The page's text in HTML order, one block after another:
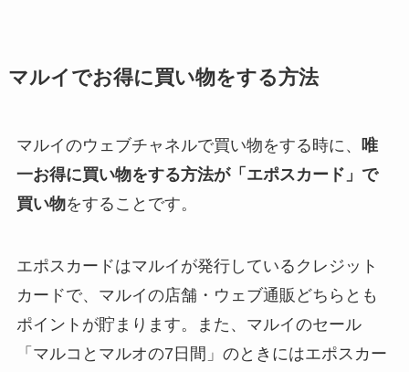
マルイでお得に買い物をする方法
マルイのウェブチャネルで買い物をする時に、
唯
一お得に買い物をする方法が「エポスカード」で
買い物をすることです。
エポスカードはマルイが発行しているクレジット
カードで、マルイの店舗・ウェブ通販どちらとも
ポイントが貯まります。また、マルイのセール
「マルコとマルオの7日間」のときにはエポスカー